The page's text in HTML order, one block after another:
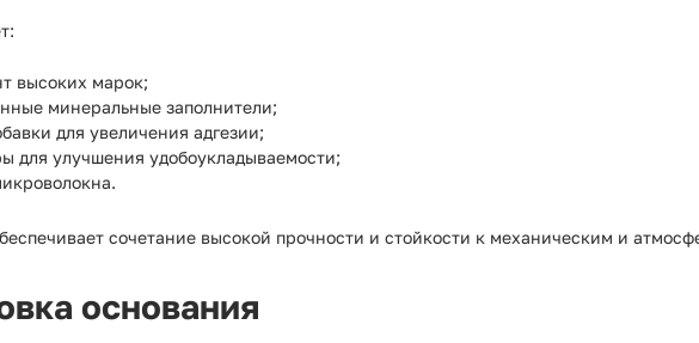
высоких марок;
минеральные заполнители;
для увеличения адгезии;
для улучшения удобоукладываемости;
сочетание высокой прочности и стойкости к механическим и
основания